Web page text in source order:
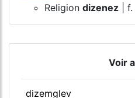
Religion dizenez |
Voir
dizemglev